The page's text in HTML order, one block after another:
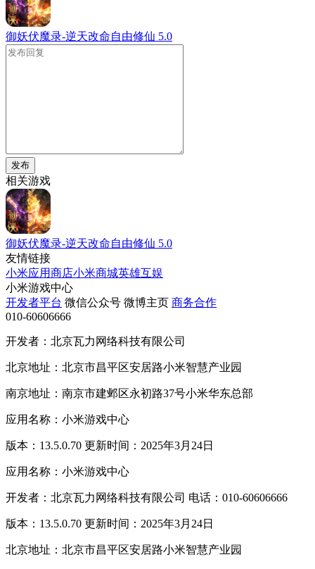
御妖伏魔录-逆天改命自由修仙 5.0
发布
相关游戏
御妖伏魔录-逆天改命自由修仙 5.0
友情链接
小米应用商店小米商城英雄互娱
小米游戏中心
开发者平台 微信公众号 微博主页 商务合作
010-60606666
开发者：北京瓦力网络科技有限公司
北京地址：北京市昌平区安居路小米智慧产业园
南京地址：南京市建邺区永初路37号小米华东总部
应用名称：小米游戏中心
版本：13.5.0.70 更新时间：2025年3月24日
应用名称：小米游戏中心
开发者：北京瓦力网络科技有限公司 电话：010-60606666
版本：13.5.0.70 更新时间：2025年3月24日
北京地址：北京市昌平区安居路小米智慧产业园